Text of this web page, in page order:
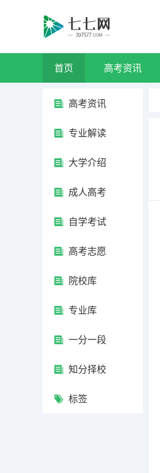
首页 高考资讯
高考资讯
专业解读
大学介绍
成人高考
自学考试
高考志愿
院校库
专业库
一分一段
知分择校
标签